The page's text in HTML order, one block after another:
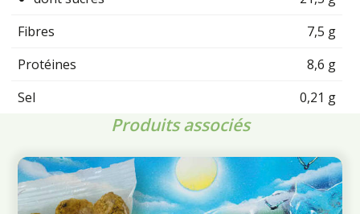
Fibres
7,5 g
Protéines
8,6 g
Sel
0,21 g
Produits associés